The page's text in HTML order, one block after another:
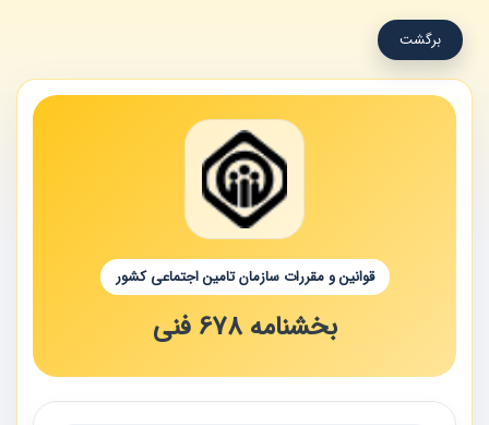
برگشت
قوانین و مقررات سازمان تامین اجتماعی کشور
بخشنامه 678 فنی